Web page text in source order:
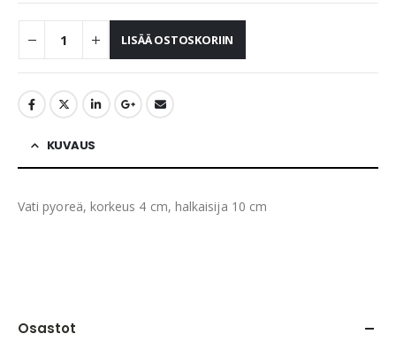
LISÄÄ OSTOSKORIIN
KUVAUS
Vati pyoreä, korkeus 4 cm, halkaisija 10 cm
Osastot